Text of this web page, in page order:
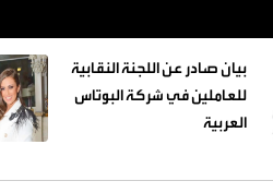
بيان صادر عن اللجنة النقابية
للعاملين في شركة البوتاس
العربية